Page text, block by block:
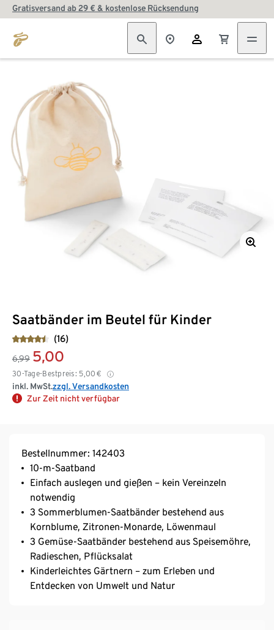
Gratisversand ab 29 € & kostenlose Rücksendung
Saatbänder im Beutel für Kinder
(16)
6,99 5,00
30-Tage-Bestpreis: 5,00 €
inkl. MwSt.zzgl. Versandkosten
Zur Zeit nicht verfügbar
Bestellnummer: 142403
10-m-Saatband
Einfach auslegen und gießen – kein Vereinzeln
notwendig
3 Sommerblumen-Saatbänder bestehend aus
Kornblume, Zitronen-Monarde, Löwenmaul
3 Gemüse-Saatbänder bestehend aus Speisemöhre,
Radieschen, Pflücksalat
Kinderleichtes Gärtnern – zum Erleben und
Entdecken von Umwelt und Natur